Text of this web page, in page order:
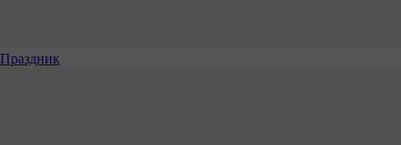
Праздник